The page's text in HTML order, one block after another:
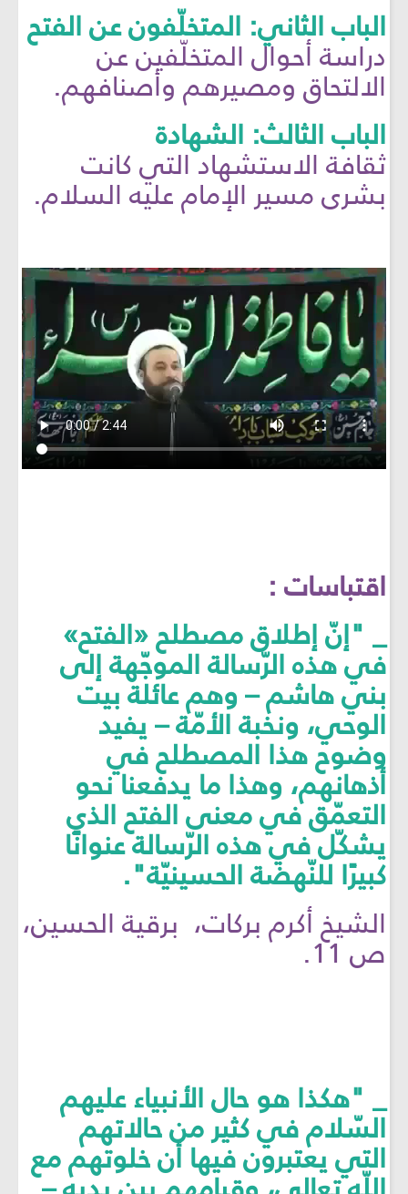
الباب الثاني: المتخلّفون عن الفتح
دراسة أحوال المتخلّفين عن
الالتحاق ومصيرهم وأصنافهم.
الباب الثالث: الشهادة
ثقافة الاستشهاد التي كانت
بشرى مسير الإمام عليه السلام.
اقتباسات :
_ "إنّ إطلاق مصطلح «الفتح»
في هذه الرّسالة الموجّهة إلى
بني هاشم – وهم عائلة بيت
الوحي، ونخبة الأمّة – يفيد
وضوح هذا المصطلح في
أذهانهم، وهذا ما يدفعنا نحو
التعمّق في معنى الفتح الذي
يشكّل في هذه الرّسالة عنوانًا
كبيرًا للنّهضة الحسينيّة".
الشيخ أكرم بركات، برقية الحسين،
ص 11.
_ "هكذا هو حال الأنبياء عليهم
السّلام في كثير من حالاتهم
التي يعتبرون فيها أن خلوتهم مع